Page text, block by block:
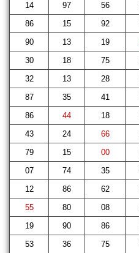
14
97 56
86
15 92
90
13 19
30
18 75
32
13 28
87
35 41
86
44 18
43
24 66
79
15 00
07
74 35
12
86 62
55
80 08
19
90 86
53
36 75